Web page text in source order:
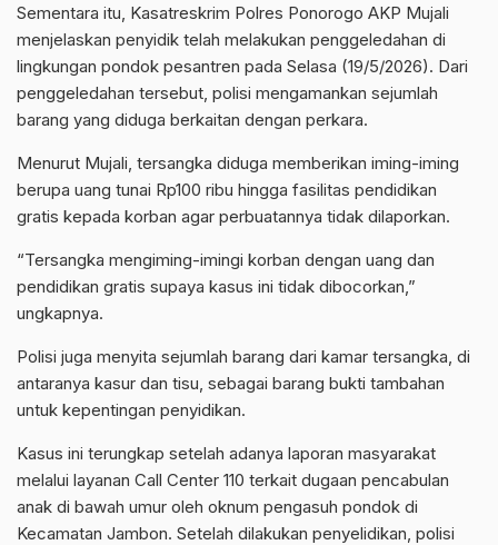
Sementara itu, Kasatreskrim Polres Ponorogo AKP Mujali
menjelaskan penyidik telah melakukan penggeledahan di
lingkungan pondok pesantren pada Selasa (19/5/2026). Dari
penggeledahan tersebut, polisi mengamankan sejumlah
barang yang diduga berkaitan dengan perkara.
Menurut Mujali, tersangka diduga memberikan iming-iming
berupa uang tunai Rp100 ribu hingga fasilitas pendidikan
gratis kepada korban agar perbuatannya tidak dilaporkan.
“Tersangka mengiming-imingi korban dengan uang dan
pendidikan gratis supaya kasus ini tidak dibocorkan,”
ungkapnya.
Polisi juga menyita sejumlah barang dari kamar tersangka, di
antaranya kasur dan tisu, sebagai barang bukti tambahan
untuk kepentingan penyidikan.
Kasus ini terungkap setelah adanya laporan masyarakat
melalui layanan Call Center 110 terkait dugaan pencabulan
anak di bawah umur oleh oknum pengasuh pondok di
Kecamatan Jambon. Setelah dilakukan penyelidikan, polisi